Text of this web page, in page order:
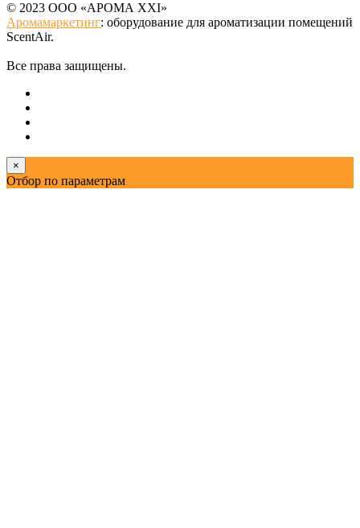
© 2023 ООО «АРОМА XXI»
Аромамаркетинг: оборудование для ароматизации помещений
ScentAir.
Все права защищены.
×
Отбор по параметрам